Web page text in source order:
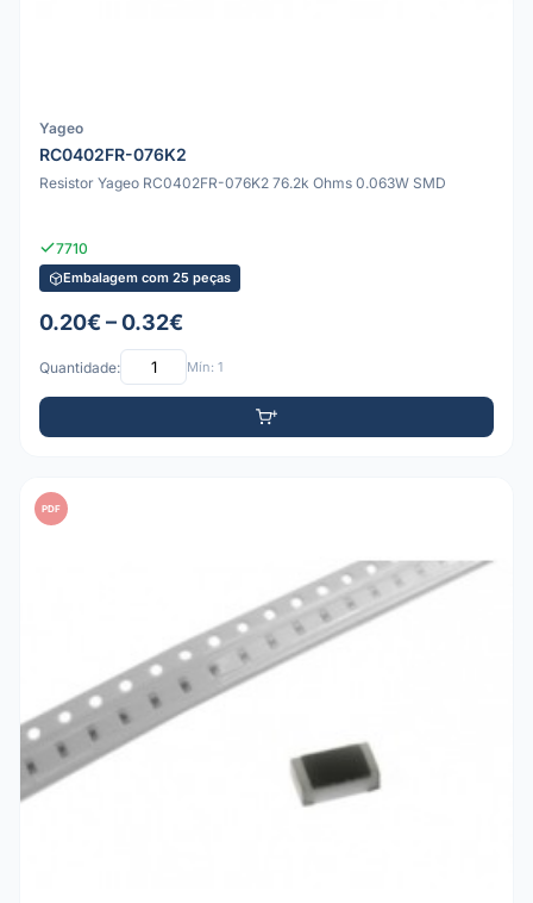
Yageo
RC0402FR-076K2
Resistor Yageo RC0402FR-076K2 76.2k Ohms 0.063W SMD
7710
Embalagem com 25 peças
0.20€ – 0.32€
Quantidade: Mín: 1
PDF